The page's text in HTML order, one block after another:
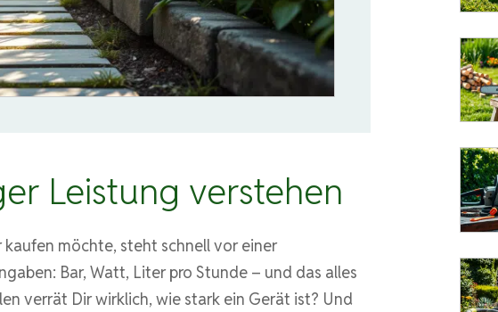
Leistung verstehen
möchte, steht schnell vor einer
Bar, Watt, Liter pro Stunde – und das alles
verrät Dir wirklich, wie stark ein Gerät ist? Und